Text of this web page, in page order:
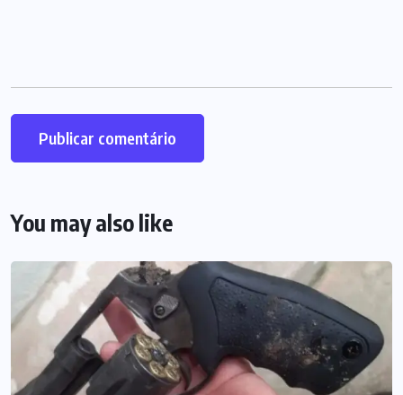
You may also like